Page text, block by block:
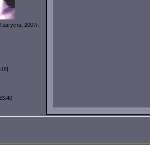
августа, 2007г.
18]